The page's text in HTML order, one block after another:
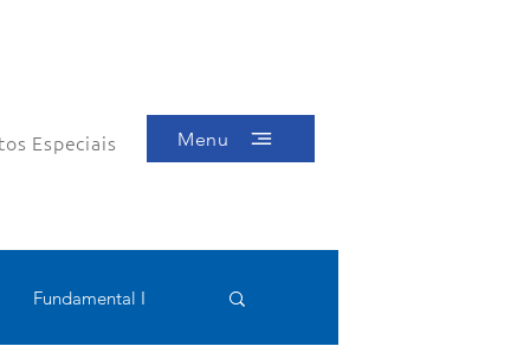
Especiais Menu
Fundamental I